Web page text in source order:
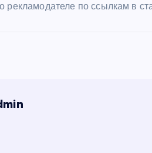
по ссылкам в